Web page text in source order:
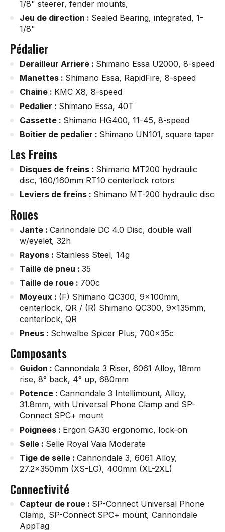
1/8" steerer, fender mounts,
Jeu de direction : Sealed Bearing, integrated, 1-
1/8"
Pédalier
Derailleur Arriere : Shimano Essa U2000, 8-speed
Manettes : Shimano Essa, RapidFire, 8-speed
Chaine : KMC X8, 8-speed
Pedalier : Shimano Essa, 40T
Cassette : Shimano HG400, 11-45, 8-speed
Boitier de pedalier : Shimano UN101, square taper
Les Freins
Disques de freins : Shimano MT200 hydraulic
disc, 160/160mm RT10 centerlock rotors
Leviers de freins : Shimano MT-200 hydraulic disc
Roues
Jante : Cannondale DC 4.0 Disc, double wall
w/eyelet, 32h
Rayons : Stainless Steel, 14g
Taille de pneu : 35
Taille de roue : 700c
Moyeux : (F) Shimano QC300, 9x100mm,
centerlock, QR / (R) Shimano QC300, 9x135mm,
centerlock, QR
Pneus : Schwalbe Spicer Plus, 700x35c
Composants
Guidon : Cannondale 3 Riser, 6061 Alloy, 18mm
rise, 8° back, 4° up, 680mm
Potence : Cannondale 3 Intellimount, Alloy,
31.8mm, with Universal Phone Clamp and SP-
Connect SPC+ mount
Poignees : Ergon GA30 ergonomic, lock-on
Selle : Selle Royal Vaia Moderate
Tige de selle : Cannondale 3, 6061 Alloy,
27.2x350mm (XS-LG), 400mm (XL-2XL)
Connectivité
Capteur de roue : SP-Connect Universal Phone
Clamp, SP-Connect SPC+ mount, Cannondale
AppTag